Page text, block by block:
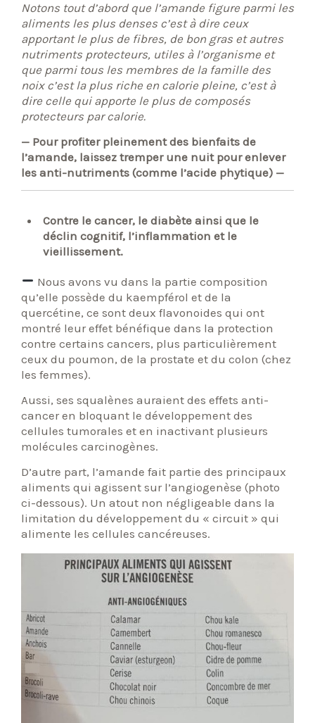
Notons tout d’abord que l’amande figure parmi les
aliments les plus denses c’est à dire ceux
apportant le plus de fibres, de bon gras et autres
nutriments protecteurs, utiles à l’organisme et
que parmi tous les membres de la famille des
noix c’est la plus riche en calorie pleine, c’est à
dire celle qui apporte le plus de composés
protecteurs par calorie.
— Pour profiter pleinement des bienfaits de
l’amande, laissez tremper une nuit pour enlever
les anti-nutriments (comme l’acide phytique) —
Contre le cancer, le diabète ainsi que le
déclin cognitif, l’inflammation et le
vieillissement.
Nous avons vu dans la partie composition
qu’elle possède du kaempférol et de la
quercétine, ce sont deux flavonoides qui ont
montré leur effet bénéfique dans la protection
contre certains cancers, plus particulièrement
ceux du poumon, de la prostate et du colon (chez
les femmes).
Aussi, ses squalènes auraient des effets anti-
cancer en bloquant le développement des
cellules tumorales et en inactivant plusieurs
molécules carcinogènes.
D’autre part, l’amande fait partie des principaux
aliments qui agissent sur l’angiogenèse (photo
ci-dessous). Un atout non négligeable dans la
limitation du développement du « circuit » qui
alimente les cellules cancéreuses.